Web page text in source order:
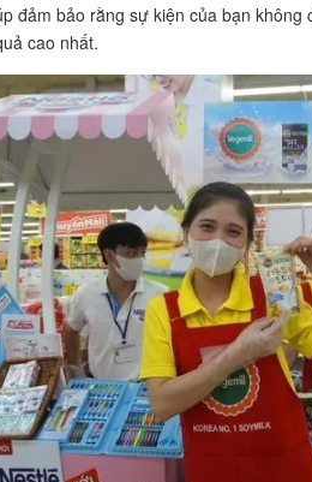
đảm bảo rằng sự kiện của bạn không
cao nhất.